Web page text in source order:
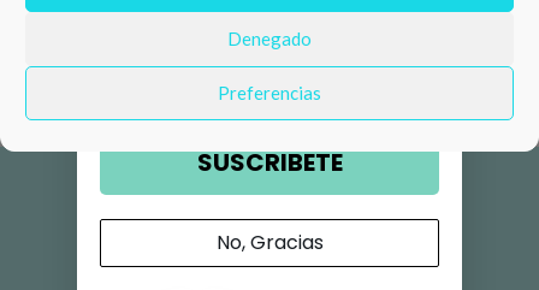
Denegado
Preferencias
Email
SUSCRIBETE
No, Gracias